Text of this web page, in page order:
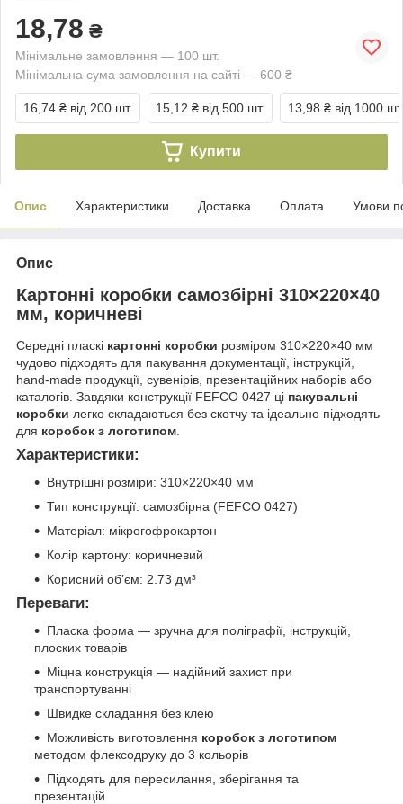
18,78 ₴
Мінімальне замовлення — 100 шт.
Мінімальна сума замовлення на сайті — 600 ₴
16,74 ₴ від 200 шт. 15,12 ₴ від 500 шт. 13,98 ₴ від 1000 шт.
Купити
Опис Характеристики Доставка Оплата Умови
Опис
Картонні коробки самозбірні 310×220×40
мм, коричневі
Середні пласкі картонні коробки розміром 310×220×40 мм
чудово підходять для пакування документації, інструкцій,
hand-made продукції, сувенірів, презентаційних наборів або
каталогів. Завдяки конструкції FEFCO 0427 ці пакувальні
коробки легко складаються без скотчу та ідеально підходять
для коробок з логотипом.
Характеристики:
Внутрішні розміри: 310×220×40 мм
Тип конструкції: самозбірна (FEFCO 0427)
Матеріал: мікрогофрокартон
Колір картону: коричневий
Корисний обʼєм: 2.73 дм³
Переваги:
Пласка форма — зручна для поліграфії, інструкцій,
плоских товарів
Міцна конструкція — надійний захист при
транспортуванні
Швидке складання без клею
Можливість виготовлення коробок з логотипом
методом флексодруку до 3 кольорів
Підходять для пересилання, зберігання та
презентацій